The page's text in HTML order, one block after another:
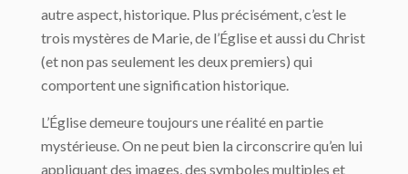
autre aspect, historique. Plus précisément, c’est le
trois mystères de Marie, de l’Église et aussi du Christ
(et non pas seulement les deux premiers) qui
comportent une signification historique.
L’Église demeure toujours une réalité en partie
mystérieuse. On ne peut bien la circonscrire qu’en lui
appliquant des images, des symboles multiples et